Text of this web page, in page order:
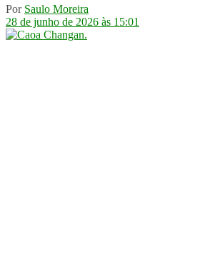
Por Saulo Moreira
28 de junho de 2026 às 15:01